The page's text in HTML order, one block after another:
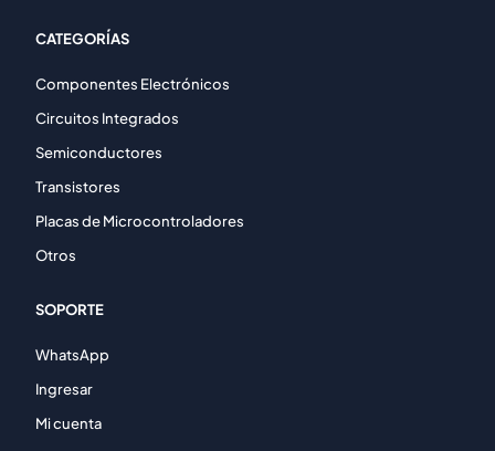
CATEGORÍAS
Componentes Electrónicos
Circuitos Integrados
Semiconductores
Transistores
Placas de Microcontroladores
Otros
SOPORTE
WhatsApp
Ingresar
Mi cuenta